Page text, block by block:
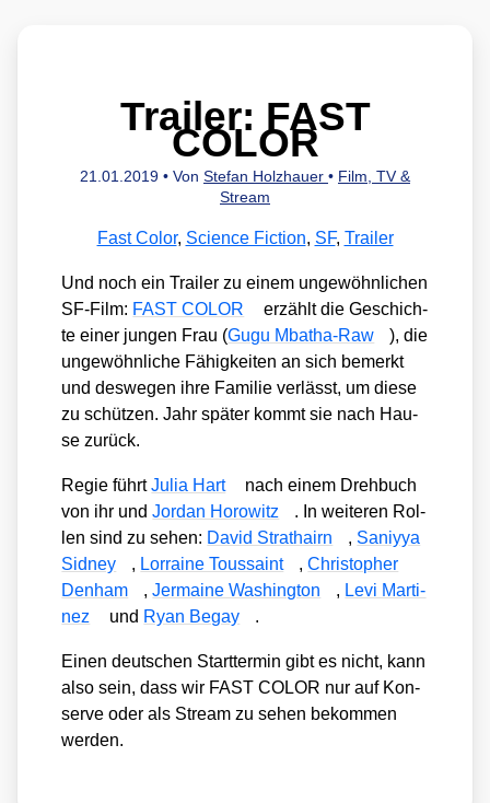
Trailer: FAST
COLOR
21.01.2019 • Von Stefan Holzhauer • Film, TV &
Stream
Fast Color, Science Fiction, SF, Trailer
Und noch ein Trai­ler zu einem unge­wöhn­li­chen
SF-Film: FAST COLOR
erzählt die Geschich­
te einer jun­gen Frau (Gugu Mba­tha-Raw
), die
unge­wöhn­li­che Fähig­kei­ten an sich bemerkt
und des­we­gen ihre Fami­lie ver­lässt, um die­se
zu schüt­zen. Jahr spä­ter kommt sie nach Hau­
se zurück.
Regie führtJulia Hart
nach einem Dreh­buch
von ihr undJor­dan Horo­witz
. In wei­te­ren Rol­
len sind zu sehen: David Strat­hairn , Sani­y­ya
Sid­ney
, Lor­raine Tous­saint ,Chris­to­pher
Den­ham
,Jer­maine Washing­ton , Levi Mar­ti­
nez
und Ryan Begay .
Einen deut­schen Start­ter­min gibt es nicht, kann
also sein, dass wir FAST COLOR nur auf Kon­
ser­ve oder als Stream zu sehen bekom­men
wer­den.